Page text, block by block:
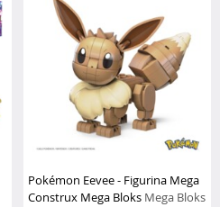
Pokémon Eevee - Figurina Mega
Construx Mega Bloks Mega Bloks